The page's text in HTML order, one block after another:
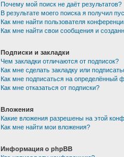
Почему мой поиск не даёт результатов?
В результате моего поиска я получил
Как мне найти пользователя
Как мне найти свои сообщения и
Подписки и закладки
Чем закладки отличаются от подписок?
Как мне сделать закладку или
Как мне подписаться на определённый
Как мне отказаться от подписки?
Вложения
Какие вложения разрешены на этой
Как мне найти мои вложения?
Информация о phpBB